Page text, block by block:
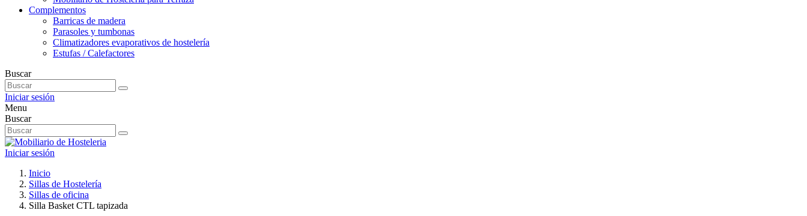
Complementos
Barricas de madera
Parasoles y tumbonas
Climatizadores evaporativos de hostelería
Estufas / Calefactores
Buscar
Iniciar sesión
Menu
Buscar
Iniciar sesión
Inicio
Sillas de Hostelería
Sillas de oficina
Silla Basket CTL tapizada